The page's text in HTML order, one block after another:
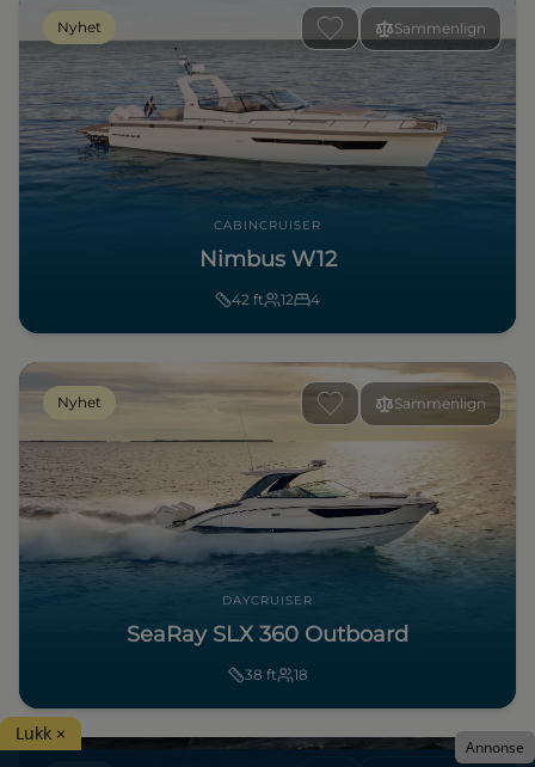
Sammenlign
Nyhet
CABINCRUISER
Nimbus W12
42 ft 12 4
Sammenlign
Nyhet
DAYCRUISER
SeaRay SLX 360 Outboard
38 ft 18
Annonse
Lukk ×